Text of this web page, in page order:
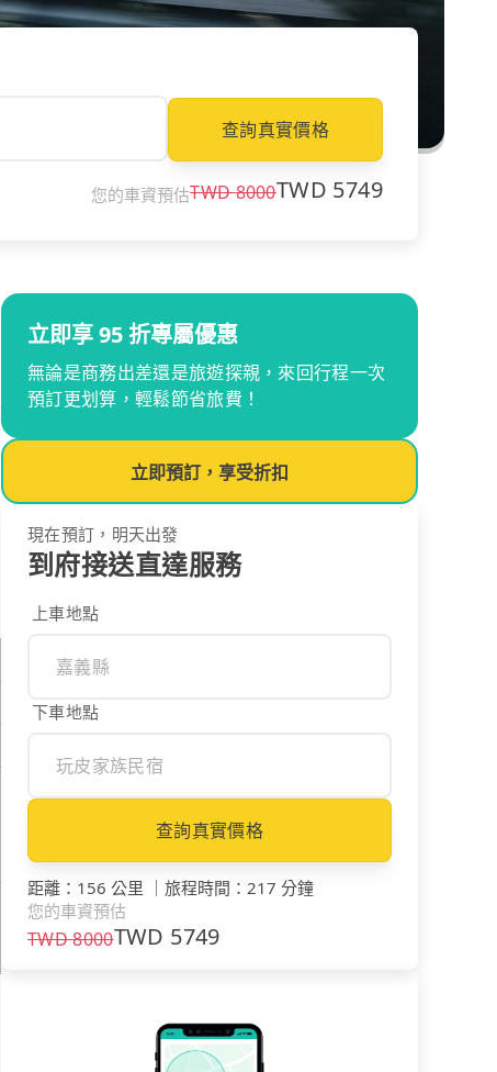
查詢真實價格
您的車資預估TWD8000TWD 5749
立即享 95 折專屬優惠
無論是商務出差還是旅遊探親，來回行程一次
預訂更划算，輕鬆節省旅費！
立即預訂，享受折扣
現在預訂，明天出發
到府接送直達服務
上車地點
下車地點
查詢真實價格
距離 ： 156 公里 ｜ 旅程時間 ： 217 分鐘
您的車資預估
TWD8000TWD 5749